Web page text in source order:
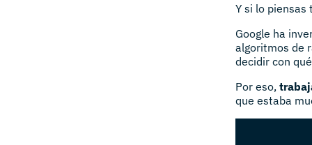
Y si lo
Google ha
algoritmos de
decidir con
Por eso,
que estaba